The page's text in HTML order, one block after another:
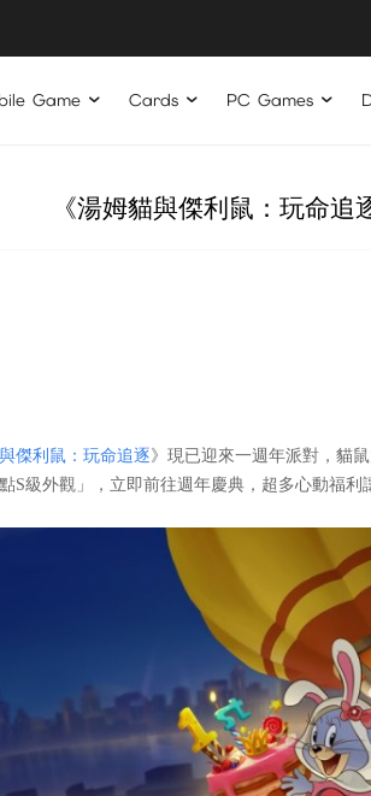
Game Cards PC Games
《湯姆貓與傑利鼠：玩命
傑利鼠：玩命追逐》現已迎來一週年派對，貓
S級外觀」，立即前往週年慶典，超多心動福利